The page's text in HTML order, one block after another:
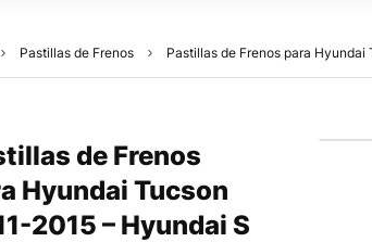
Pastillas de Frenos Pastillas de Frenos para
de Frenos
Hyundai Tucson
2015 – Hyundai S